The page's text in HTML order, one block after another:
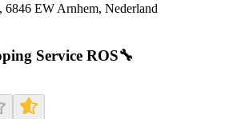
6846 EW Arnhem, Nederland
Service ROS🔧